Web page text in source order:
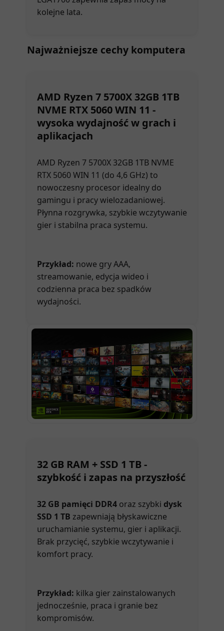
kolejne lata.
Najważniejsze cechy komputera
AMD Ryzen 7 5700X 32GB 1TB
NVME RTX 5060 WIN 11 -
wysoka wydajność w grach i
aplikacjach
AMD Ryzen 7 5700X 32GB 1TB NVME
RTX 5060 WIN 11 (do 4,6 GHz) to
nowoczesny procesor idealny do
gamingu i pracy wielozadaniowej.
Płynna rozgrywka, szybkie wczytywanie
gier i stabilna praca systemu.
Przykład: nowe gry AAA,
streamowanie, edycja wideo i
codzienna praca bez spadków
wydajności.
32 GB RAM + SSD 1 TB -
szybkość i zapas na przyszłość
32 GB pamięci DDR4 oraz szybki dysk
SSD 1 TB zapewniają błyskawiczne
uruchamianie systemu, gier i aplikacji.
Brak przycięć, szybkie wczytywanie i
komfort pracy.
Przykład: kilka gier zainstalowanych
jednocześnie, praca i granie bez
kompromisów.